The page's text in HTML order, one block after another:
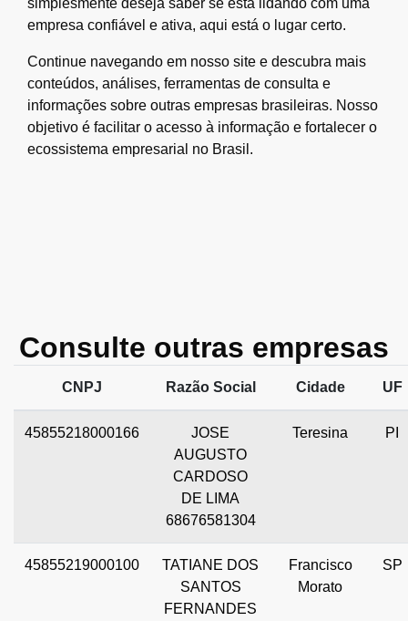
empresa confiável e ativa, aqui está o lugar certo.
Continue navegando em nosso site e descubra mais
conteúdos, análises, ferramentas de consulta e
informações sobre outras empresas brasileiras. Nosso
objetivo é facilitar o acesso à informação e fortalecer o
ecossistema empresarial no Brasil.
Consulte outras empresas
CNPJ Razão Social Cidade UF
45855218000166
JOSE
AUGUSTO
CARDOSO
DE LIMA
68676581304
Teresina PI
45855219000100
TATIANE DOS
SANTOS
FERNANDES
Francisco
Morato
SP